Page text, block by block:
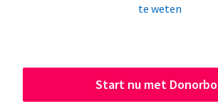
te weten
Start nu met